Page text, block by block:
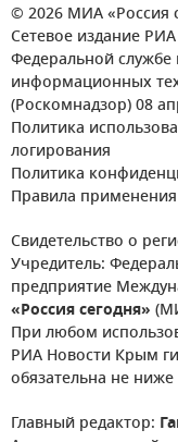
© 2026 МИА «Россия
Сетевое издание
Федеральной службе
информационных
(Роскомнадзор) 08
Политика
логирования
Политика
Правила
Свидетельство о
Учредитель:
предприятие
«Россия сегодня»
При любом
РИА Новости Крым
обязательна не ниже
Главный редактор: